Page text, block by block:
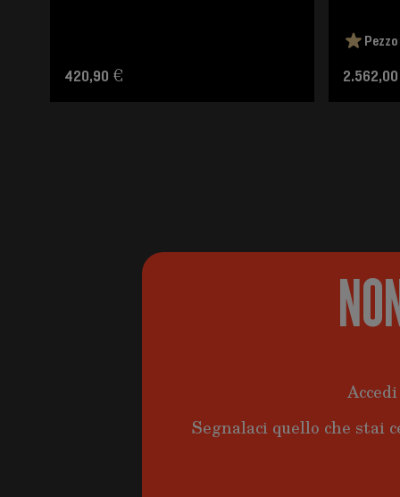
420,90 €
Segnalaci quello che stai